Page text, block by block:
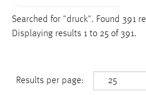
Searched for "druck". Found 391
Displaying results 1 to 25 of 391.
Results per page: